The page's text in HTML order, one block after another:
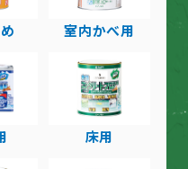
室内かべ用
床用